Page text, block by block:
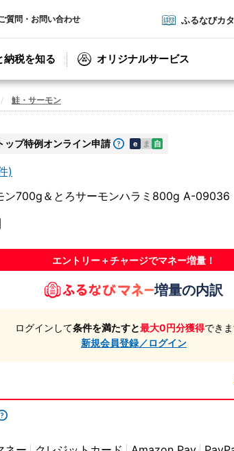
質問・お問い合わせ ふるなびカ
納税を知る オリジナルサービス
鮭・サーモン
ップ特例オンライン申請 e ま 自
)
ン700g＆とろサーモンハラミ800g A-09036
エントリー＋チャージでマネー増量！
増量の内訳
ログインして条件を満たすと最大0円分獲得できま
新規会員登録／ログイン